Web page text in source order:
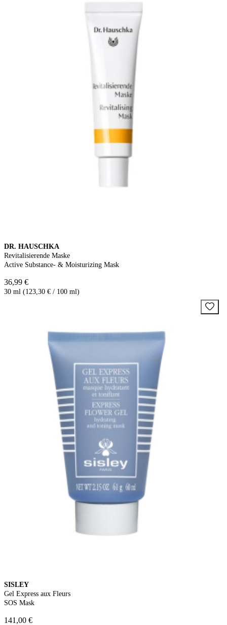
DR. HAUSCHKA
Revitalisierende Maske
Active Substance- & Moisturizing Mask
36,99 €
30 ml (123,30 € / 100 ml)
SISLEY
Gel Express aux Fleurs
SOS Mask
141,00 €